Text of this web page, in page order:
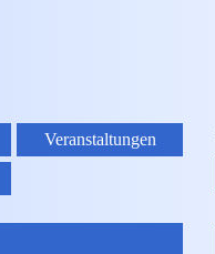
Veranstaltungen